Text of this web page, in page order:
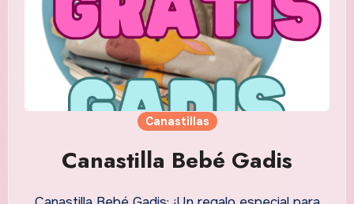
Canastillas
Canastilla Bebé Gadis